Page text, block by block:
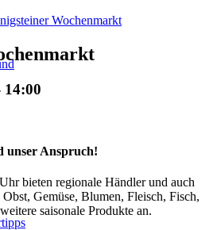
Wochenmarkt
14:00
unser Anspruch!
bieten regionale Händler und auch
Gemüse, Blumen, Fleisch, Fisch,
saisonale Produkte an.